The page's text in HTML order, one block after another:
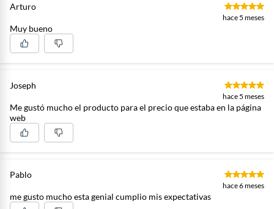
Arturo
hace 5 meses
Muy bueno
Joseph
hace 5 meses
Me gustó mucho el producto para el precio que estaba en la página
web
Pablo
hace 6 meses
me gusto mucho esta genial cumplio mis expectativas